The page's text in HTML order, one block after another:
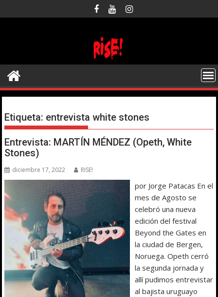
al
Etiqueta: entrevista white stones
Entrevista: MARTÍN MÉNDEZ (Opeth, White
Stones)
diciembre 17, 2022 RISE!
por Jorge Patacas En el
mes de Agosto se
celebró una nueva
edición del festival
Beyond the Gates en
la ciudad de Bergen,
Noruega. Opeth cerró
la segunda jornada y
allí pudimos entrevistar
al bajista uruguayo